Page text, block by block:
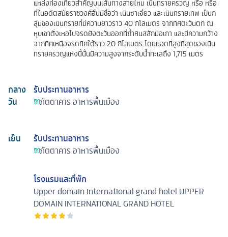
แหล่งท่องเที่ยวสำคัญบนเส้นทางสายไหม เนินทรายครวญ หรือ หรือ
ที่ในอดีตสมัยราชวงศ์ฮั่นมีชื่อว่า เนินซาเจี่ยว และเนินทรายเทพ เป็นก
ลุ่มของเนินทรายที่มีความยาวราว 40 กิโลเมตร จากทิศตะวันตก ณ
หุบเขาตั่งเหอไปจรดยังตะวันออกที่ถ้ำหินสลักม่อเกา และมีความกว้าง
จากทิศเหนือจรดทิศใต้ราว 20 กิโลเมตร โดยยอดที่สูงที่สุดของเนิน
ทรายครวญแห่งนี้นั้นมีความสูงจากระดับน้ำทะเลถึง 1,715 เมตร
กลาง
วัน
รับประทานอาหาร
ภัตตาคารอาหารพื้นเมือง
เย็น
รับประทานอาหาร
ภัตตาคารอาหารพื้นเมือง
โรงแรมและที่พัก
Upper domain international grand hotel UPPER
DOMAIN INTERNATIONAL GRAND HOTEL